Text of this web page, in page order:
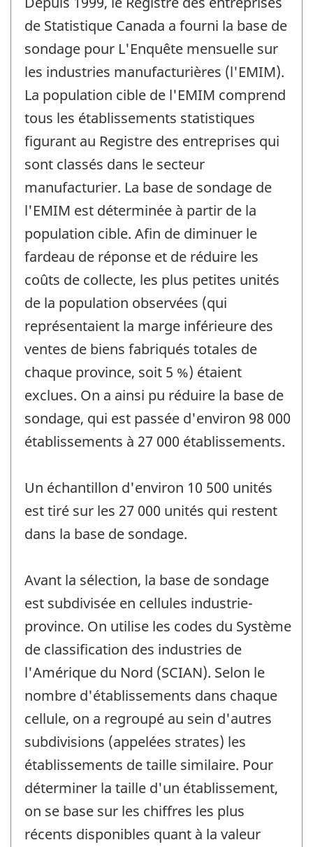
de Statistique Canada a fourni la base de
sondage pour L'Enquête mensuelle sur
les industries manufacturières (l'EMIM).
La population cible de l'EMIM comprend
tous les établissements statistiques
figurant au Registre des entreprises qui
sont classés dans le secteur
manufacturier. La base de sondage de
l'EMIM est déterminée à partir de la
population cible. Afin de diminuer le
fardeau de réponse et de réduire les
coûts de collecte, les plus petites unités
de la population observées (qui
représentaient la marge inférieure des
ventes de biens fabriqués totales de
chaque province, soit 5 %) étaient
exclues. On a ainsi pu réduire la base de
sondage, qui est passée d'environ 98 000
établissements à 27 000 établissements.
Un échantillon d'environ 10 500 unités
est tiré sur les 27 000 unités qui restent
dans la base de sondage.
Avant la sélection, la base de sondage
est subdivisée en cellules industrie-
province. On utilise les codes du Système
de classification des industries de
l'Amérique du Nord (SCIAN). Selon le
nombre d'établissements dans chaque
cellule, on a regroupé au sein d'autres
subdivisions (appelées strates) les
établissements de taille similaire. Pour
déterminer la taille d'un établissement,
on se base sur les chiffres les plus
récents disponibles quant à la valeur